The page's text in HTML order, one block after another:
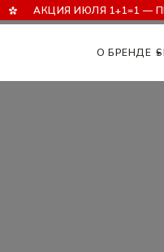
ИЮЛЯ 1+1=1 — ПРИ
О БРЕНДЕ